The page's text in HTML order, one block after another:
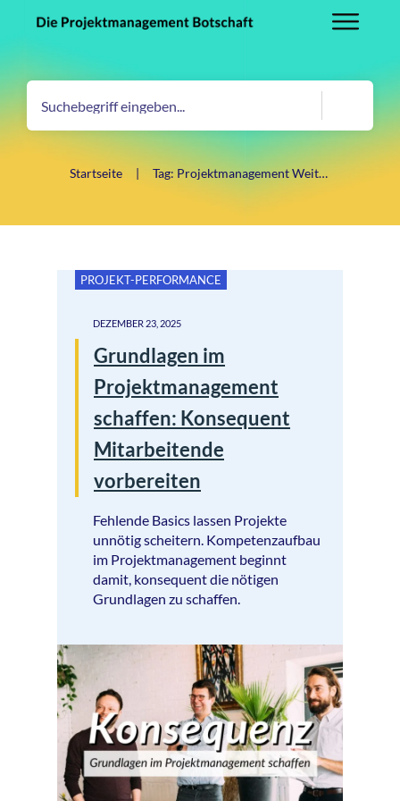
Startseite | Tag: Projektmanagement Weiterbildung
PROJEKT-PERFORMANCE
DEZEMBER 23, 2025
Grundlagen im
Projektmanagement
schaffen: Konsequent
Mitarbeitende
vorbereiten
Fehlende Basics lassen Projekte
unnötig scheitern. Kompetenzaufbau
im Projektmanagement beginnt
damit, konsequent die nötigen
Grundlagen zu schaffen.